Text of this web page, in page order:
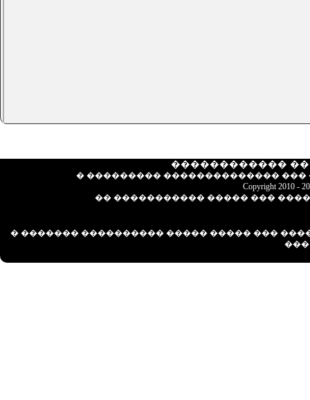
������������
� ��������� �������������� ���
Copyright 2010 -
�� ����������� ����� ���
� ������� ���������� ����� ����� ���